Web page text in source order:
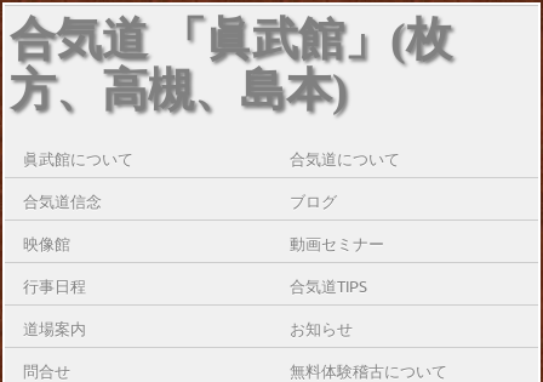
合気道 「眞武館」(枚
方、高槻、島本)
眞武館について 合気道について
合気道信念 ブログ
映像館 動画セミナー
行事日程 合気道TIPS
道場案内 お知らせ
問合せ 無料体験稽古について